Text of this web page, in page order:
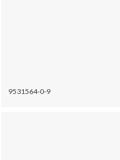
9531564-0-9